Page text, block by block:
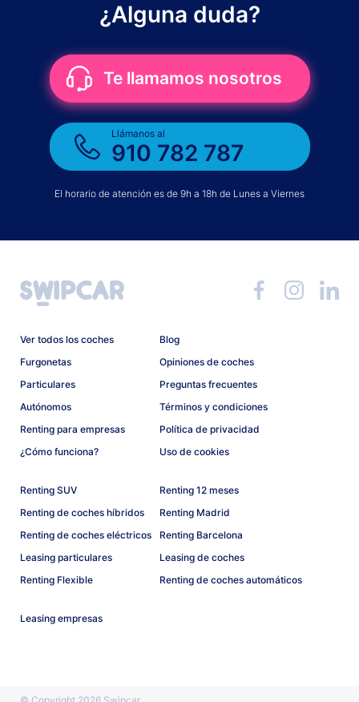
¿Alguna duda?
Te llamamos nosotros
Llámanos al
910 782 787
El horario de atención es de 9h a 18h de Lunes a Viernes
Ver todos los coches
Furgonetas
Particulares
Autónomos
Renting para empresas
¿Cómo funciona?
Blog
Opiniones de coches
Preguntas frecuentes
Términos y condiciones
Política de privacidad
Uso de cookies
Renting SUV
Renting de coches híbridos
Renting de coches eléctricos
Leasing particulares
Renting Flexible
Renting 12 meses
Renting Madrid
Renting Barcelona
Leasing de coches
Renting de coches automáticos
Leasing empresas